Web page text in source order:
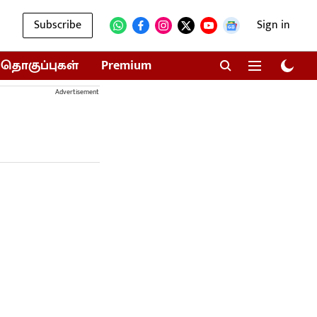
Subscribe Sign in
தொகுப்புகள் Premium
Advertisement